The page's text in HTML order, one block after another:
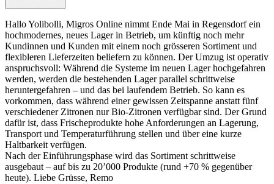
Hallo Yolibolli, Migros Online nimmt Ende Mai in Regensdorf ein
hochmodernes, neues Lager in Betrieb, um künftig noch mehr
Kundinnen und Kunden mit einem noch grösseren Sortiment und
flexibleren Lieferzeiten beliefern zu können. Der Umzug ist operativ
anspruchsvoll: Während die Systeme im neuen Lager hochgefahren
werden, werden die bestehenden Lager parallel schrittweise
heruntergefahren – und das bei laufendem Betrieb. So kann es
vorkommen, dass während einer gewissen Zeitspanne anstatt fünf
verschiedener Zitronen nur Bio-Zitronen verfügbar sind. Der Grund
dafür ist, dass Frischeprodukte hohe Anforderungen an Lagerung,
Transport und Temperaturführung stellen und über eine kurze
Haltbarkeit verfügen.
Nach der Einführungsphase wird das Sortiment schrittweise
ausgebaut – auf bis zu 20’000 Produkte (rund +70 % gegenüber
heute). Liebe Grüsse, Remo